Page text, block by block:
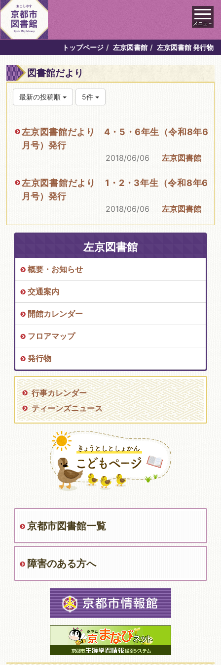
メニュ－
トップページ 左京図書館 左京図書館 発行物
図書館だより
最新の投稿順 5件
左京図書館だより 4・5・6年生（令和8年6
月号）発行
2018/06/06 左京図書館
左京図書館だより 1・2・3年生（令和8年6
月号）発行
2018/06/06 左京図書館
左京図書館
概要・お知らせ
交通案内
開館カレンダー
フロアマップ
発行物
行事カレンダー
ティーンズニュース
京都市図書館一覧
障害のある方へ